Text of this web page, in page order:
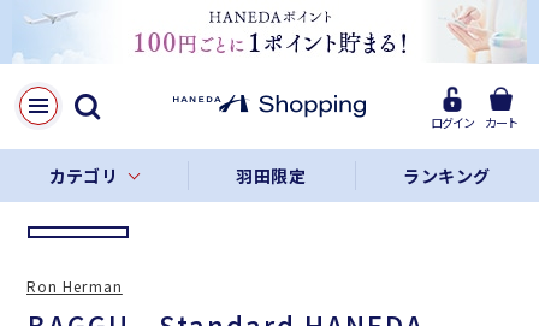
ログイン カート
カテゴリ 羽田限定 ランキング
LINE
Facebook
リンクをコピー
Ron Herman